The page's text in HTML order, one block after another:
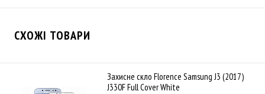
СХОЖІ ТОВАРИ
Захисне скло Florence Samsung J3 (2017)
J330F Full Cover White